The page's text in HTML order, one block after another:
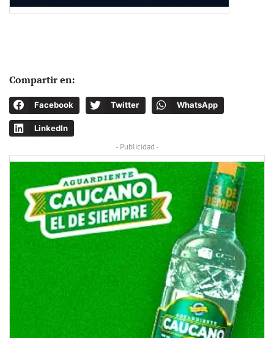
Compartir en:
Facebook Twitter WhatsApp
LinkedIn
- Publicidad -